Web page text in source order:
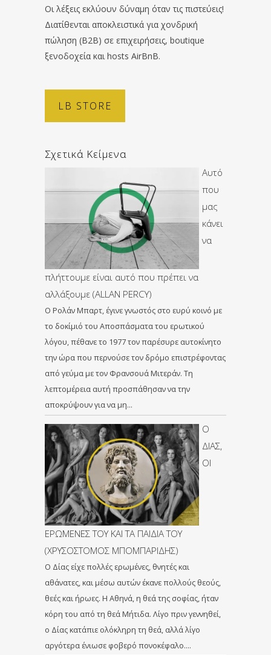
Οι λέξεις εκλύουν δύναμη όταν τις πιστεύεις!
Διατίθενται αποκλειστικά για χονδρική
πώληση (B2B) σε επιχειρήσεις, boutique
ξενοδοχεία και hosts AirBnB.
LB STORE
Σχετικά Κείμενα
Αυτό
που
μας
κάνει
να
πλήττουμε είναι αυτό που πρέπει να
αλλάξουμε (ALLAN PERCY)
Ο Ρολάν Μπαρτ, έγινε γνωστός στο ευρύ κοινό με
το δοκίμιό του Αποσπάσματα του ερωτικού
λόγου, πέθανε το 1977 τον παρέσυρε αυτοκίνητο
την ώρα που περνούσε τον δρόμο επιστρέφοντας
από γεύμα με τον Φρανσουά Μιτεράν. Τη
λεπτομέρεια αυτή προσπάθησαν να την
αποκρύψουν για να μη…
Ο
ΔΙΑΣ,
ΟΙ
ΕΡΩΜΕΝΕΣ ΤΟΥ ΚΑΙ ΤΑ ΠΑΙΔΙΑ ΤΟΥ
(ΧΡΥΣΟΣΤΟΜΟΣ ΜΠΟΜΠΑΡΙΔΗΣ)
Ο Δίας είχε πολλές ερωμένες, θνητές και
αθάνατες, και μέσω αυτών έκανε πολλούς θεούς,
θεές και ήρωες. Η Αθηνά, η θεά της σοφίας, ήταν
κόρη του από τη θεά Μήτιδα. Λίγο πριν γεννηθεί,
ο Δίας κατάπιε ολόκληρη τη θεά, αλλά λίγο
αργότερα ένιωσε φοβερό πονοκέφαλο….